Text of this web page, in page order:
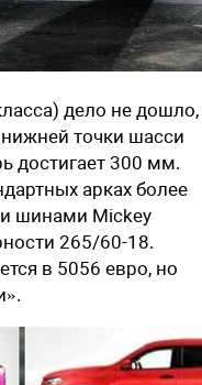
дело не дошло,
точки шасси
достигает 300 мм.
арках более
шинами Mickey
265/60-18.
в 5056 евро, но